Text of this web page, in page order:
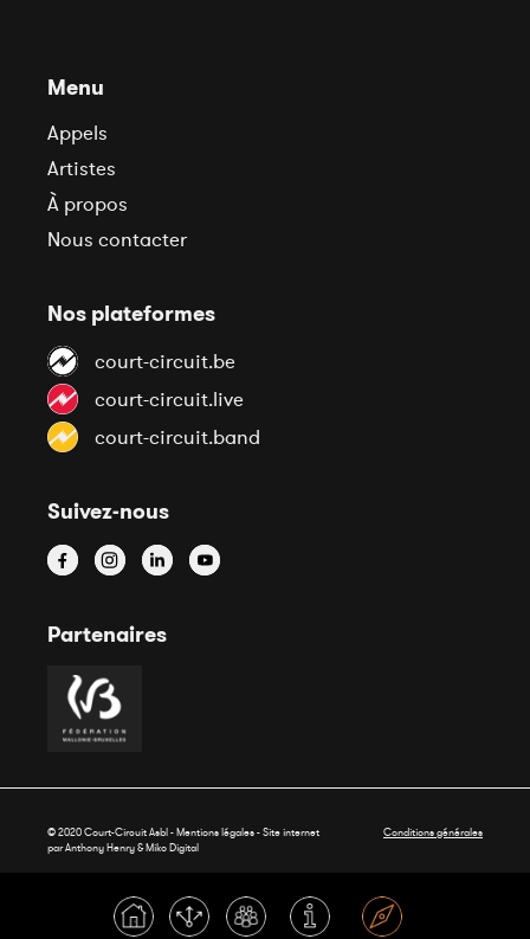
Menu
Appels
Artistes
À propos
Nous contacter
Nos plateformes
court-circuit.be
court-circuit.live
court-circuit.band
Suivez-nous
Partenaires
© 2020 Court-Circuit Asbl - Mentions légales - Site internet
par Anthony Henry &Miko Digital
Conditions générales